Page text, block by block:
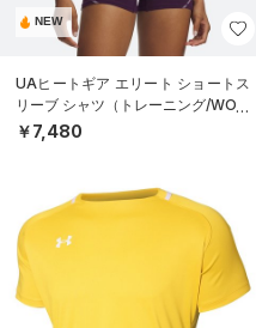
NEW
UAヒートギア エリート ショートス
リーブ シャツ（トレーニング/WOM
EN）
￥7,480